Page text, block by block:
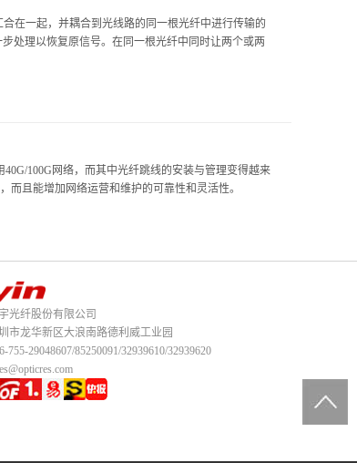
在一起，并耦合到光线路的同一根光纤中进行传输的
处理以恢复原信号。在同一根光纤中同时让两个或两
100G网络，而其中光纤跳线的安装与管理变得越来
且能增加网络运营和维护的可靠性和灵活性。
光纤股份有限公司
市龙华新区大浪南路德利威工业园
755-29048607/85250091/32939610/32939620